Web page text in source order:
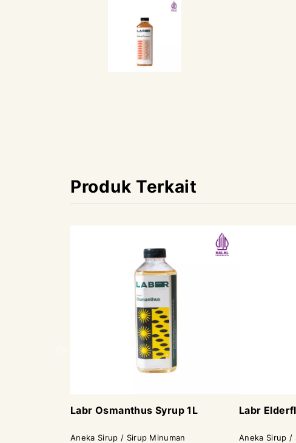
Produk Terkait
Labr Osmanthus Syrup 1L
Aneka Sirup / Sirup Minuman
Labr
Aneka Sirup /